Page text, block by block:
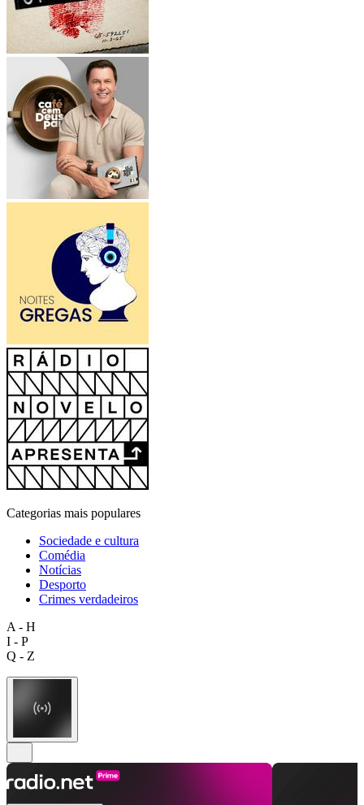
Categorias mais populares
Sociedade e cultura
Comédia
Notícias
Desporto
Crimes verdadeiros
A - H
I - P
Q - Z